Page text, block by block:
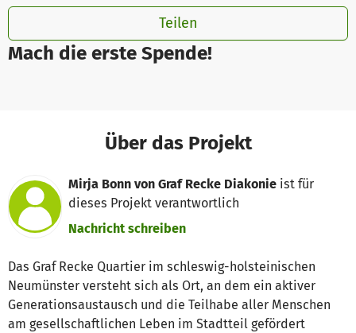
Mach die erste Spende!
Teilen
Über das Projekt
Mirja Bonn von Graf Recke Diakonie ist für
dieses Projekt verantwortlich
Nachricht schreiben
Das Graf Recke Quartier im schleswig-holsteinischen
Neumünster versteht sich als Ort, an dem ein aktiver
Generationsaustausch und die Teilhabe aller Menschen
am gesellschaftlichen Leben im Stadtteil gefördert